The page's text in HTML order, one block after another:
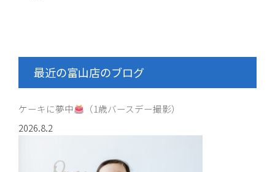
最近の富山店のブログ
ケーキに夢中
（1歳バースデー撮影）
2026.8.2